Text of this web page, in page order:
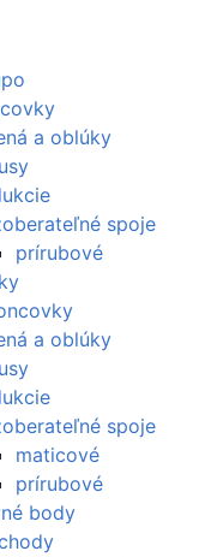
a oblúky
spoje
prírubové
a oblúky
spoje
maticové
prírubové
body